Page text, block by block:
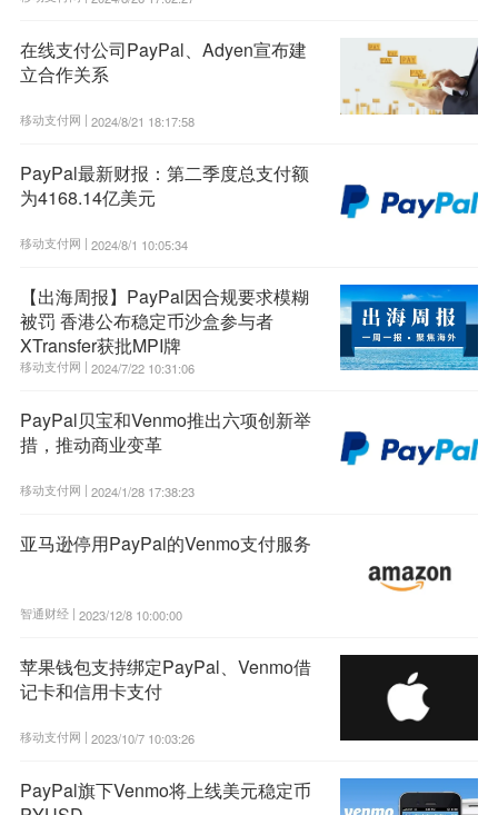
在线支付公司PayPal、Adyen宣布建
立合作关系
移动支付网 | 2024/8/21 18:17:58
PayPal最新财报：第二季度总支付额
为4168.14亿美元
移动支付网 | 2024/8/1 10:05:34
【出海周报】PayPal因合规要求模糊
被罚 香港公布稳定币沙盒参与者
XTransfer获批MPI牌
移动支付网 | 2024/7/22 10:31:06
PayPal贝宝和Venmo推出六项创新举
措，推动商业变革
移动支付网 | 2024/1/28 17:38:23
亚马逊停用PayPal的Venmo支付服务
智通财经 | 2023/12/8 10:00:00
苹果钱包支持绑定PayPal、Venmo借
记卡和信用卡支付
移动支付网 | 2023/10/7 10:03:26
PayPal旗下Venmo将上线美元稳定币